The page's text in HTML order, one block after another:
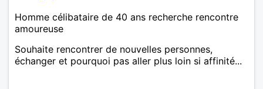
Homme célibataire de 40 ans recherche rencontre
amoureuse
Souhaite rencontrer de nouvelles personnes,
échanger et pourquoi pas aller plus loin si affinité...